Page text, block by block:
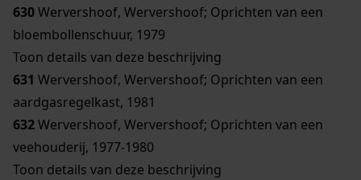
630Wervershoof, Wervershoof; Oprichten van een
bloembollenschuur, 1979
Toon details van deze beschrijving
631 Wervershoof, Wervershoof; Oprichten van een
aardgasregelkast, 1981
632Wervershoof, Wervershoof; Oprichten van een
veehouderij, 1977-1980
Toon details van deze beschrijving